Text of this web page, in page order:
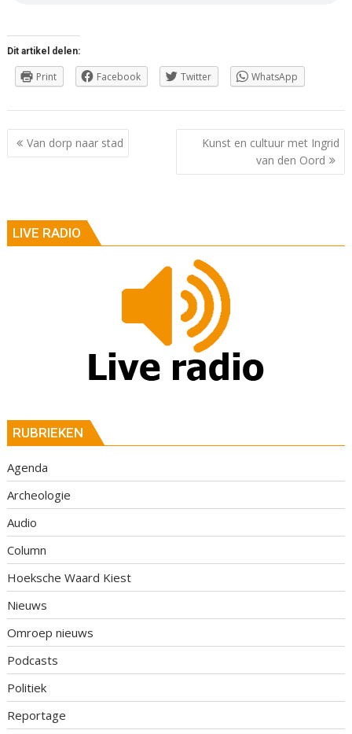
Dit artikel delen:
Print Facebook Twitter WhatsApp
Berichtnavigatie
Van dorp naar stad
Kunst en cultuur met Ingrid
van den Oord
LIVE RADIO
RUBRIEKEN
Agenda
Archeologie
Audio
Column
Hoeksche Waard Kiest
Nieuws
Omroep nieuws
Podcasts
Politiek
Reportage